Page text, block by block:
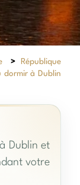
>
République
dormir à Dublin
Dublin et
votre